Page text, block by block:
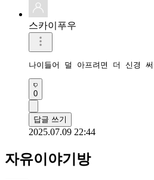
스카이푸우
나이들어 덜 아프려면 더 신경
0
답글 쓰기
2025.07.09 22:44
자유이야기방